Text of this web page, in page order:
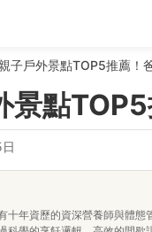
子戶外景點TOP5推薦！
景點
十年資歷的資深營養師與體